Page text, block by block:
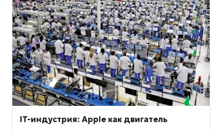
IT-индустрия: Apple как двигатель